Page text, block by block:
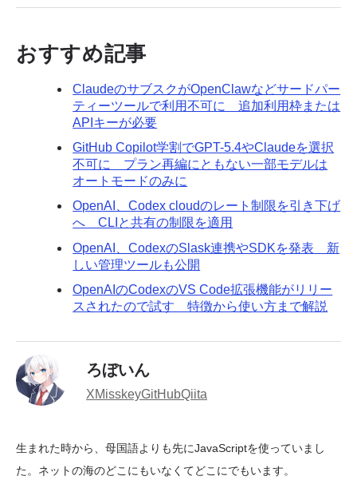
おすすめ記事
ClaudeのサブスクがOpenClawなどサードパー
ティーツールで利用不可に 追加利用枠または
APIキーが必要
GitHub Copilot学割でGPT-5.4やClaudeを選択
不可に プラン再編にともない一部モデルは
オートモードのみに
OpenAI、Codex cloudのレート制限を引き下げ
へ CLIと共有の制限を適用
OpenAI、CodexのSlask連携やSDKを発表 新
しい管理ツールも公開
OpenAIのCodexのVS Code拡張機能がリリー
スされたので試す 特徴から使い方まで解説
ろぼいん
XMisskeyGitHubQiita
生まれた時から、母国語よりも先にJavaScriptを使っていまし
た。ネットの海のどこにもいなくてどこにでもいます。